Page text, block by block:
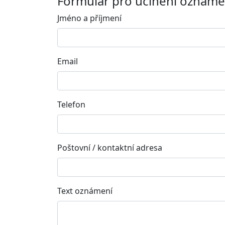
Jméno a příjmení
Email
Telefon
Poštovní / kontaktní adresa
Text oznámení